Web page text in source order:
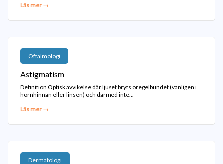
Läs mer →
Oftalmologi
Astigmatism
Definition Optisk avvikelse där ljuset bryts oregelbundet (vanligen i
hornhinnan eller linsen) och därmed inte...
Läs mer →
Dermatologi